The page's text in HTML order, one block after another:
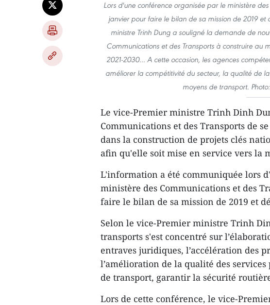
Lors d'une conférence organisée par le ministère
janvier pour faire le bilan de sa mission de 2019 et
ministre Trinh Dung a souligné la demande de
Communications et des Transports à construire
2021-2030… A cette occasion, les agences
améliorer la compétitivité du secteur, la qualité de
moyens de transport.
Le vice-Premier ministre Trinh Dinh
Communications et des Transports de
dans la construction de projets clés
afin qu'elle soit mise en service vers la
L'information a été communiquée lors
ministère des Communications et des
faire le bilan de sa mission de 2019 et
Selon le vice-Premier ministre Trinh
transports s'est concentré sur
entraves juridiques, l’accélération des
l’amélioration de la qualité des
de transport, garantir la sécurité
Lors de cette conférence, le vice-